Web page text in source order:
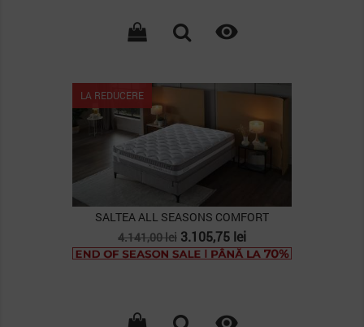

LA REDUCERE
SALTEA ALL SEASONS COMFORT
Pret
de
4.141,00 lei Pret
3.105,75 lei